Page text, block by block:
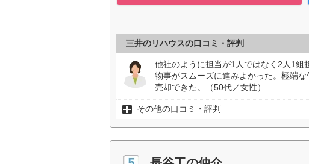
三井のリハウスの口コミ・評判
他社のように担当が1人ではなく2人1組
物事がスムーズに進みよかった。極端
売却できた。（50代／女性）
その他の口コミ・評判